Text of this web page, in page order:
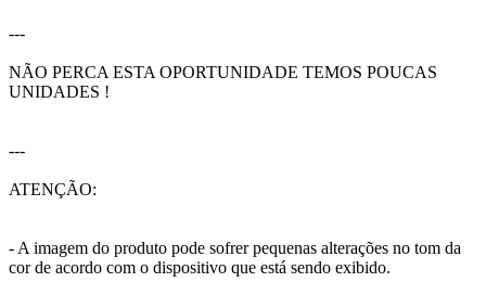
---
NÃO PERCA ESTA OPORTUNIDADE TEMOS POUCAS
UNIDADES !
---
ATENÇÃO:
- A imagem do produto pode sofrer pequenas alterações no tom da
cor de acordo com o dispositivo que está sendo exibido.